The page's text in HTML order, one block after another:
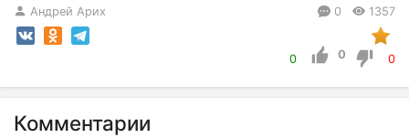
Андрей Арих 0 1357
0 0 0
Комментарии